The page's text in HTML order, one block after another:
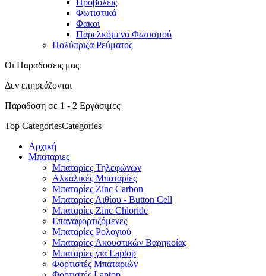
Προβολείς
Φωτιστικά
Φακοί
Παρελκόμενα Φωτισμού
Πολύπριζα Ρεύματος
Οι Παραδοσεις μας
Δεν επηρεάζονται
Παραδοση σε 1 - 2 Εργάσιμες
Top CategoriesCategories
Αρχική
Μπαταριες
Μπαταρίες Τηλεφώνων
Αλκαλικές Μπαταρίες
Μπαταρίες Zinc Carbon
Μπαταρίες Λιθίου - Button Cell
Μπαταρίες Zinc Chloride
Επαναφορτιζόμενες
Μπαταρίες Ρολογιού
Μπαταρίες Ακουστικών Βαρηκοΐας
Μπαταρίες για Laptop
Φορτιστές Μπαταριών